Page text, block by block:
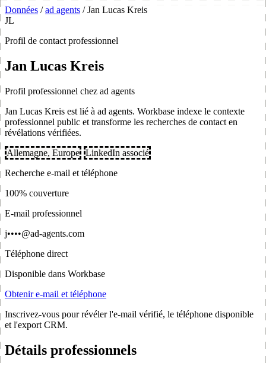
Données / ad agents / Jan Lucas Kreis
JL
Profil de contact professionnel
Jan Lucas Kreis
Profil professionnel chez ad agents
Jan Lucas Kreis est lié à ad agents. Workbase indexe le contexte
professionnel public et transforme les recherches de contact en
révélations vérifiées.
Allemagne, Europe LinkedIn associé
Recherche e-mail et téléphone
100% couverture
E-mail professionnel
j••••@ad-agents.com
Téléphone direct
Disponible dans Workbase
Obtenir e-mail et téléphone
Inscrivez-vous pour révéler l'e-mail vérifié, le téléphone disponible
et l'export CRM.
Détails professionnels